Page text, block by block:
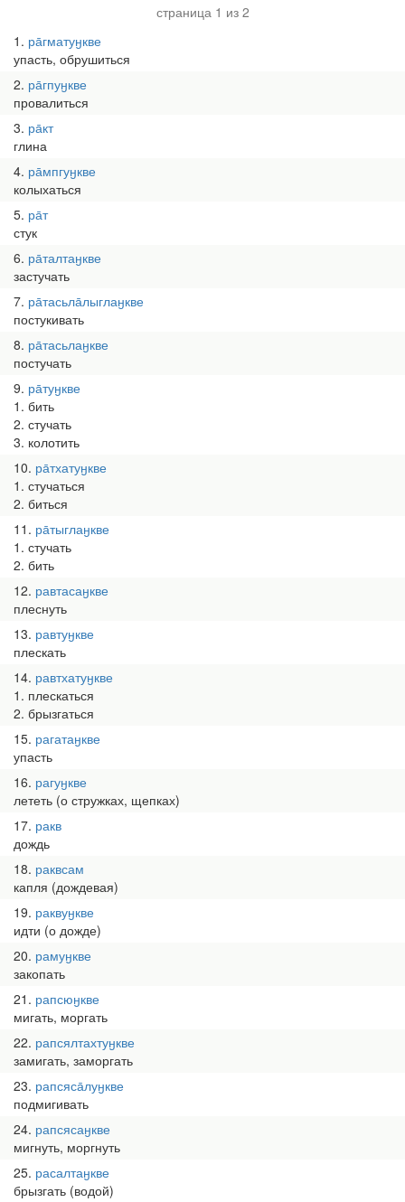
страница 1 из 2
1 ра̄гматуӈкве
упасть, обрушиться
2 ра̄гпуӈкве
провалиться
3 ра̄кт
глина
4 ра̄мпгуӈкве
колыхаться
5 ра̄т
стук
6 ра̄талтаӈкве
застучать
7 ра̄тасьла̄лыглаӈкве
постукивать
8 ра̄тасьлаӈкве
постучать
9 ра̄туӈкве
1. бить
2. стучать
3. колотить
10 ра̄тхатуӈкве
1. стучаться
2. биться
11 ра̄тыглаӈкве
1. стучать
2. бить
12 равтасаӈкве
плеснуть
13 равтуӈкве
плескать
14 равтхатуӈкве
1. плескаться
2. брызгаться
15 рагатаӈкве
упасть
16 рагуӈкве
лететь (о стружках, щепках)
17 ракв
дождь
18 раквсам
капля (дождевая)
19 раквуӈкве
идти (о дожде)
20 рамуӈкве
закопать
21 рапсюӈкве
мигать, моргать
22 рапсялтахтуӈкве
замигать, заморгать
23 рапсяса̄луӈкве
подмигивать
24 рапсясаӈкве
мигнуть, моргнуть
25 расалтаӈкве
брызгать (водой)